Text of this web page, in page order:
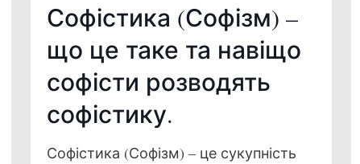
Софістика (Софізм) –
що це таке та навіщо
софісти розводять
софістику.
Софістика (Софізм) – це сукупність